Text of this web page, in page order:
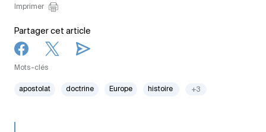
Imprimer
Partager cet article
Mots-clés
apostolat doctrine Europe histoire +3